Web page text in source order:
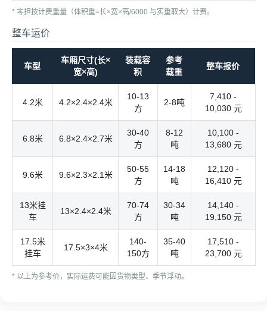
* 零担按计费重量（体积重=长×宽×高/6000 与实重取大）计费。
整车运价
车型
车厢尺寸(长×
宽×高)
装载容
积
参考
载重
整车报价
4.2米 4.2×2.4×2.4米
10-13
方
2-8吨
7,410 -
10,030 元
6.8米 6.8×2.4×2.7米
30-40
方
8-12
吨
10,100 -
13,680 元
9.6米 9.6×2.3×2.1米
50-55
方
14-18
吨
12,120 -
16,410 元
13米挂
车
13×2.4×2.4米
70-74
方
30-34
吨
14,140 -
19,150 元
17.5米
挂车
17.5×3×4米
140-
150方
35-40
吨
17,510 -
23,700 元
* 以上为参考价，实际运费可能因货物类型、季节浮动。